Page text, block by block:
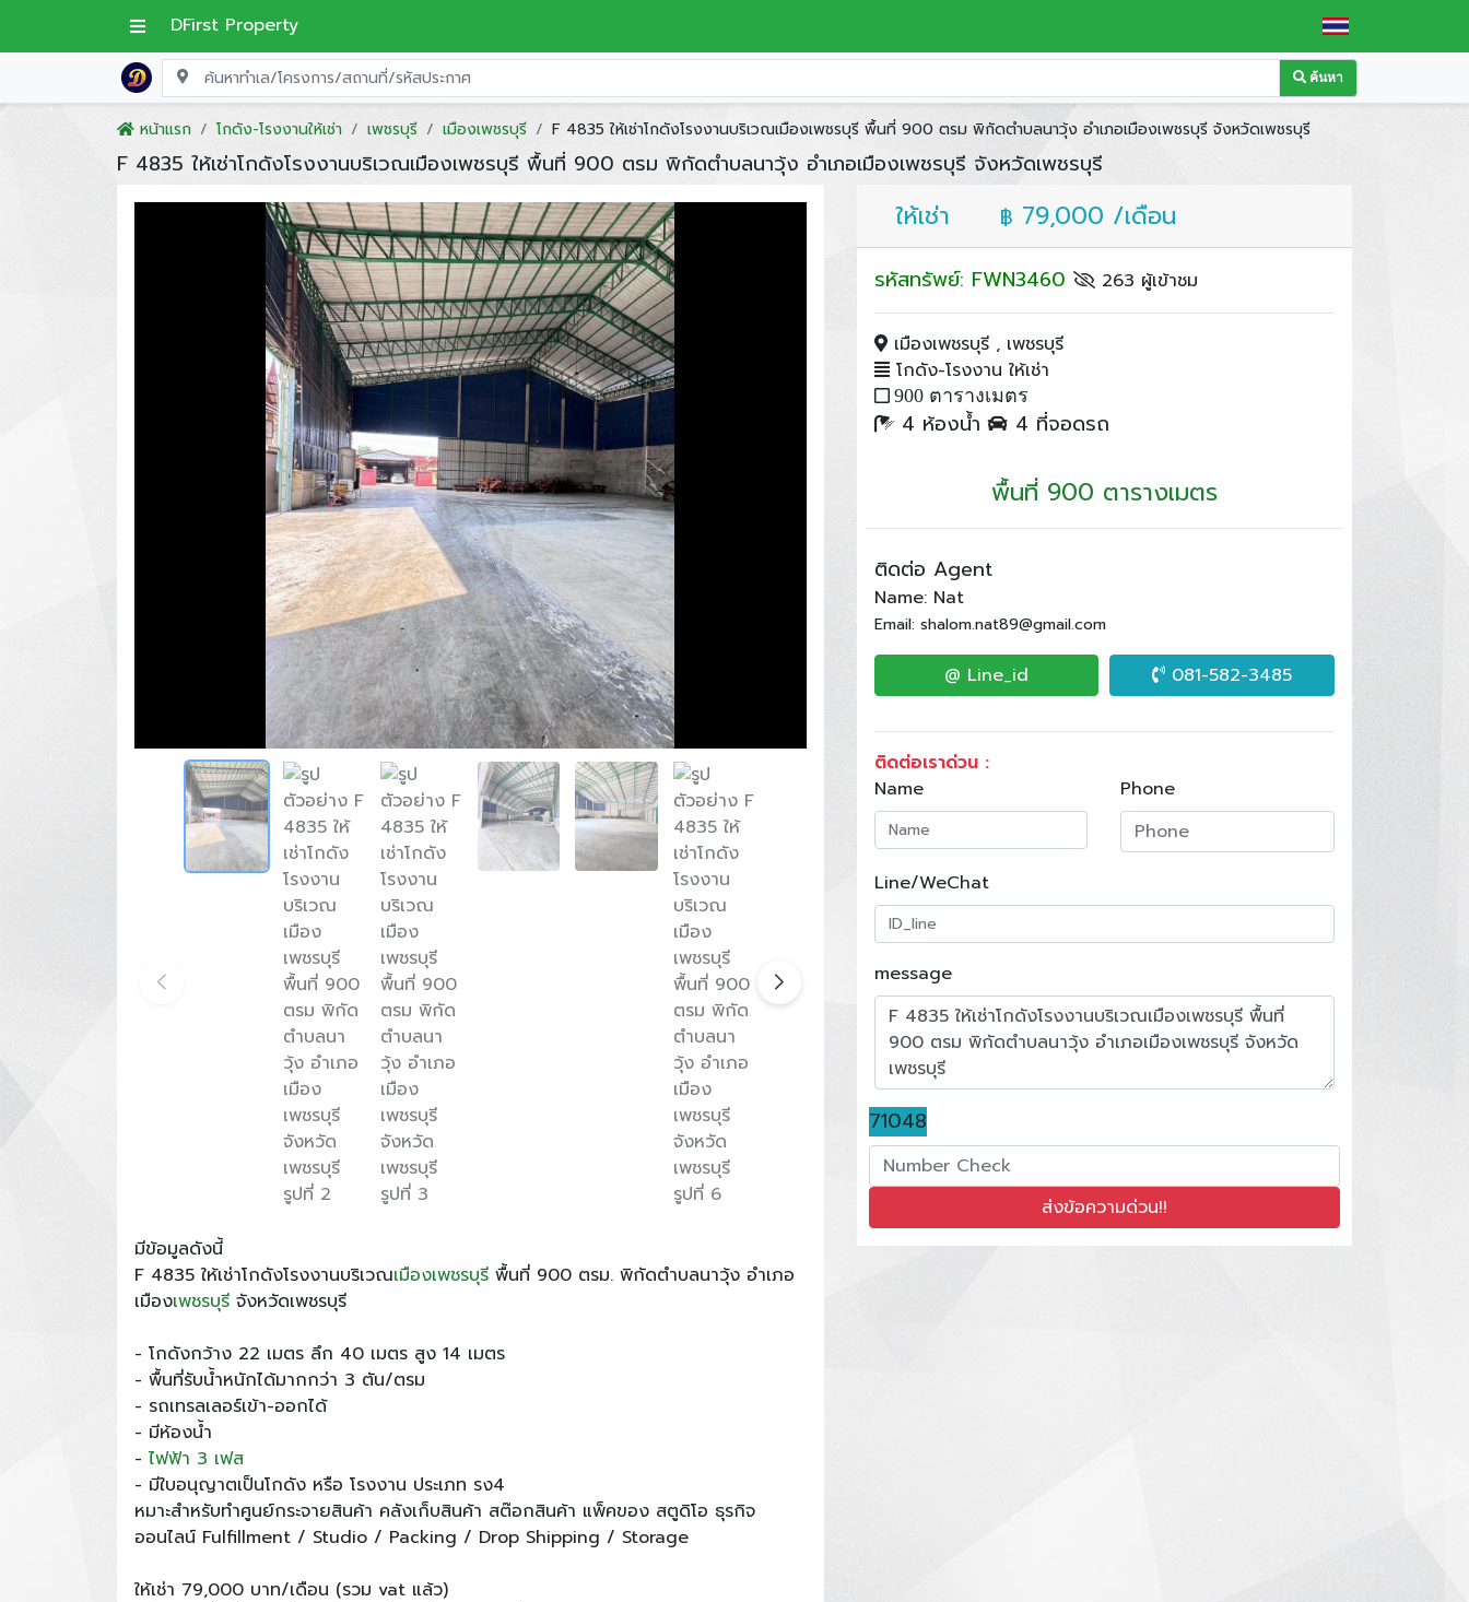
DFirst Property
ค้นหา
หน้าแรก โกดัง-โรงงานให้เช่า เพชรบุรี เมืองเพชรบุรี F 4835 ให้เช่าโกดังโรงงานบริเวณเมืองเพชรบุรี พื้นที่ 900 ตรม พิกัดตำบลนาวุ้ง อำเภอเมืองเพชรบุรี จังหวัดเพชรบุรี
F 4835 ให้เช่าโกดังโรงงานบริเวณเมืองเพชรบุรี พื้นที่ 900 ตรม พิกัดตำบลนาวุ้ง อำเภอเมืองเพชรบุรี จังหวัดเพชรบุรี
มีข้อมูลดังนี้
F 4835 ให้เช่าโกดังโรงงานบริเวณเมืองเพชรบุรีพื้นที่ 900 ตรม. พิกัดตำบลนาวุ้ง อำเภอ
เมืองเพชรบุรีจังหวัดเพชรบุรี
- โกดังกว้าง 22 เมตร ลึก 40 เมตร สูง 14 เมตร
- พื้นที่รับน้ำหนักได้มากกว่า 3 ตัน/ตรม
- รถเทรลเลอร์เข้า-ออกได้
- มีห้องน้ำ
- ไฟฟ้า 3 เฟส
- มีใบอนุญาตเป็นโกดัง หรือ โรงงาน ประเภท รง4
หมาะสำหรับทำศูนย์กระจายสินค้า คลังเก็บสินค้า สต๊อกสินค้า แพ็คของ สตูดิโอ ธุรกิจ
ออนไลน์ Fulfillment / Studio / Packing / Drop Shipping / Storage
ให้เช่า 79,000 บาท/เดือน (รวม vat แล้ว)
ให้เช่า ฿ 79,000 /เดือน
รหัสทรัพย์: FWN3460 263 ผู้เข้าชม
เมืองเพชรบุรี , เพชรบุรี
โกดัง-โรงงาน ให้เช่า
900 ตารางเมตร
4 ห้องน้ำ 4 ที่จอดรถ
พื้นที่ 900 ตารางเมตร
ติดต่อ Agent
Name: Nat
Email: shalom.nat89@gmail.com
@ Line_id 081-582-3485
ติดต่อเราด่วน :
Name
Phone
Line/WeChat
message
71048